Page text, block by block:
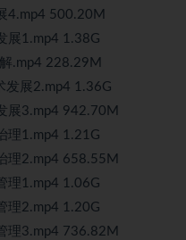
4.mp4 500.20M
展1.mp4 1.38G
.mp4 228.29M
发展2.mp4 1.36G
展3.mp4 942.70M
理1.mp4 1.21G
理2.mp4 658.55M
理1.mp4 1.06G
理2.mp4 1.20G
理3.mp4 736.82M